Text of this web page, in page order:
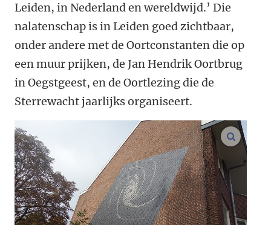
Leiden, in Nederland en wereldwijd.’ Die
nalatenschap is in Leiden goed zichtbaar,
onder andere met de Oortconstanten die op
een muur prijken, de Jan Hendrik Oortbrug
in Oegstgeest, en de Oortlezing die de
Sterrewacht jaarlijks organiseert.